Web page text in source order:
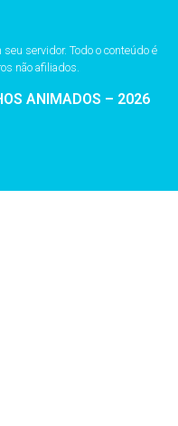
servidor. Todo o conteúdo é
não afiliados.
ANIMADOS – 2026